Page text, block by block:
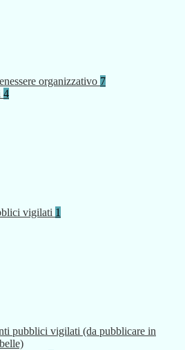
organizzativo 7
4
vigilati 1
pubblici vigilati (da pubblicare in